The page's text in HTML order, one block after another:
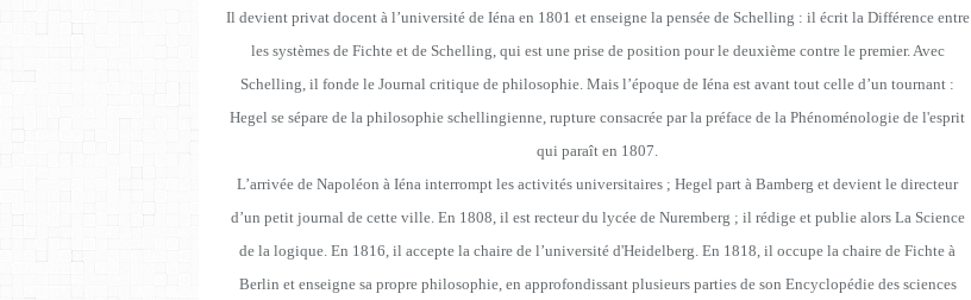
Il devient privat docent à l’université de Iéna en 1801 et enseigne la pensée de Schelling : il écrit la Différence entre
les systèmes de Fichte et de Schelling, qui est une prise de position pour le deuxième contre le premier. Avec
Schelling, il fonde le Journal critique de philosophie. Mais l’époque de Iéna est avant tout celle d’un tournant :
Hegel se sépare de la philosophie schellingienne, rupture consacrée par la préface de la Phénoménologie de l'esprit
qui paraît en 1807.
L’arrivée de Napoléon à Iéna interrompt les activités universitaires ; Hegel part à Bamberg et devient le directeur
d’un petit journal de cette ville. En 1808, il est recteur du lycée de Nuremberg ; il rédige et publie alors La Science
de la logique. En 1816, il accepte la chaire de l’université d'Heidelberg. En 1818, il occupe la chaire de Fichte à
Berlin et enseigne sa propre philosophie, en approfondissant plusieurs parties de son Encyclopédie des sciences